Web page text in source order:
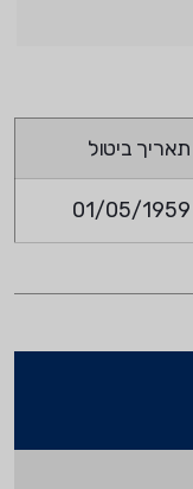
תאריך ביטול
01/05/1959